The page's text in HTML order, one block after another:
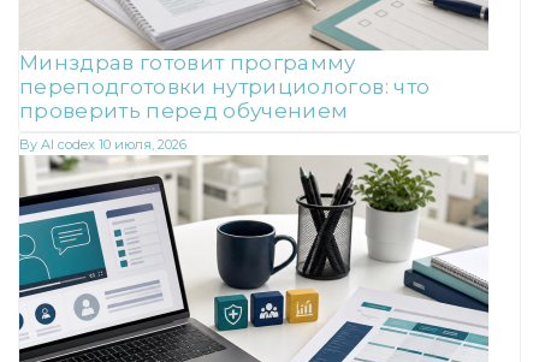
Минздрав готовит программу
переподготовки нутрициологов: что
проверить перед обучением
By AI codex 10 июля, 2026